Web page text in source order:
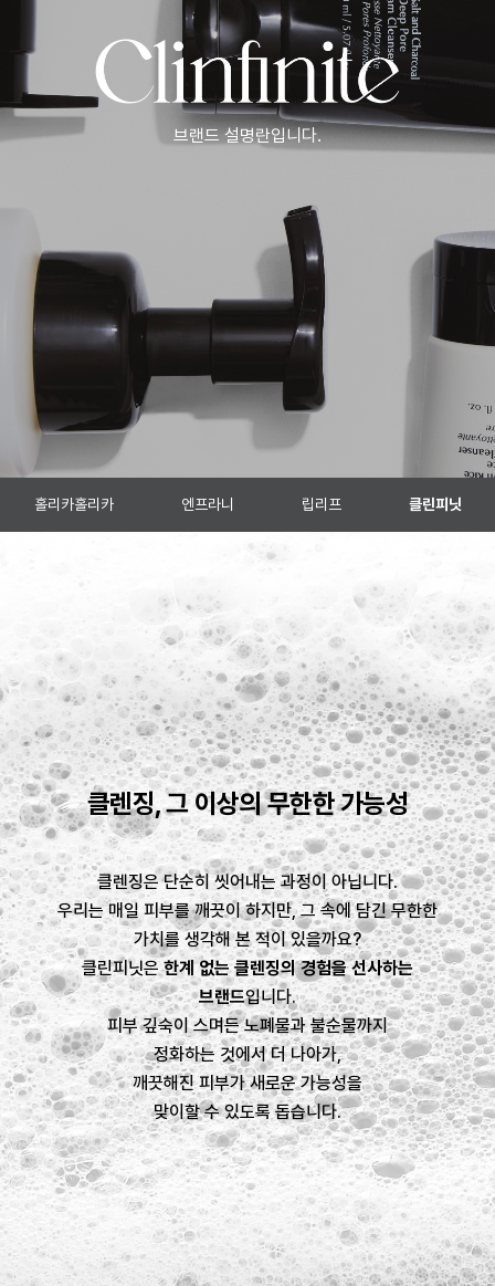
브랜드 설명란입니다.
홀리카홀리카 엔프라니 립리프 클린피닛
클렌징, 그 이상의 무한한 가능성
클렌징은 단순히 씻어내는 과정이 아닙니다.
우리는 매일 피부를 깨끗이 하지만, 그 속에 담긴 무한한
가치를 생각해 본 적이 있을까요?
클린피닛은한계 없는 클렌징의 경험을 선사하는
브랜드입니다.
피부 깊숙이 스며든 노폐물과 불순물까지
정화하는 것에서 더 나아가,
깨끗해진 피부가 새로운 가능성을
맞이할 수 있도록 돕습니다.